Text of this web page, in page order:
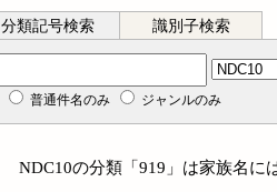
分類記号検索 識別子検索
普通件名のみ ジャンルのみ
NDC10の分類「919」は家族名に